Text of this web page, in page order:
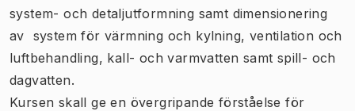
system- och detaljutformning samt dimensionering
av system för värmning och kylning, ventilation och
luftbehandling, kall- och varmvatten samt spill- och
dagvatten.
Kursen skall ge en övergripande förståelse för